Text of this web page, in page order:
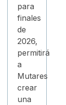
para
finales
de
2026,
permitirá
a
Mutares
crear
una